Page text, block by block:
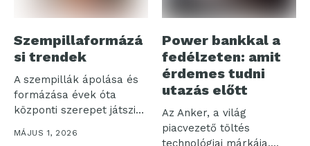
Szempillaformázá
si trendek
A szempillák ápolása és
formázása évek óta
központi szerepet játszik
a szépségápolásban,...
MÁJUS 1, 2026
Power bankkal a
fedélzeten: amit
érdemes tudni
utazás előtt
Az Anker, a világ
piacvezető töltés
technológiai márkája,